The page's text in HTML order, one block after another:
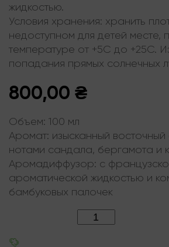
жидкостью.
Условия хранения: хранить
недоступном для детей месте,
температуре от +5С до +25С.
попадания прямых солнечных
800,00 ₴
Объем: 100 мл
Аромат: изысканный
нотами сандала, бергамота и
Аромадиффузор: с
ароматической жидкостью и
бамбуковых палочек